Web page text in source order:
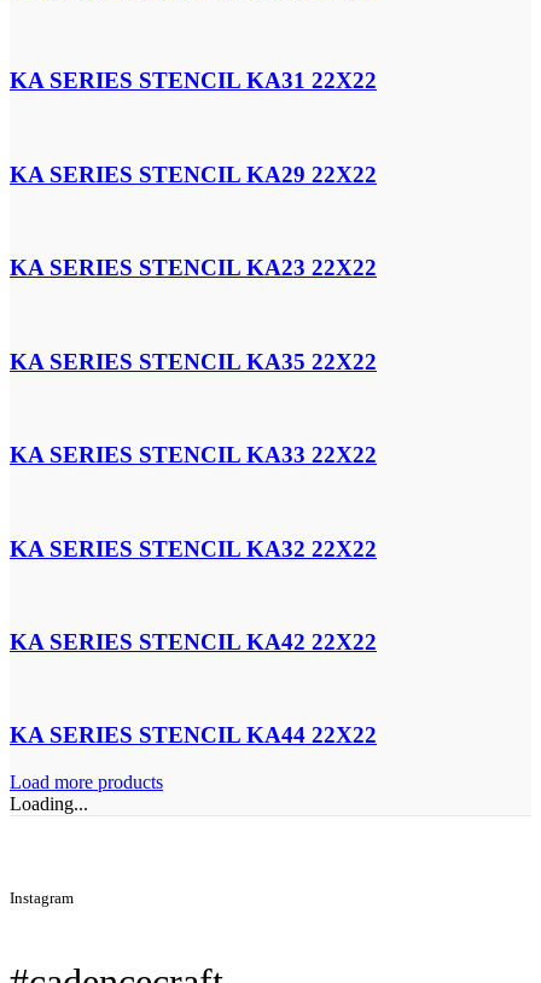
KA SERIES STENCIL KA31 22X22
KA SERIES STENCIL KA29 22X22
KA SERIES STENCIL KA23 22X22
KA SERIES STENCIL KA35 22X22
KA SERIES STENCIL KA33 22X22
KA SERIES STENCIL KA32 22X22
KA SERIES STENCIL KA42 22X22
KA SERIES STENCIL KA44 22X22
Load more products
Loading...
Instagram